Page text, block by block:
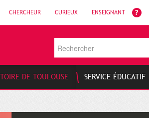
CHERCHEUR CURIEUX ENSEIGNANT
DE TOULOUSE SERVICE ÉDUCATIF